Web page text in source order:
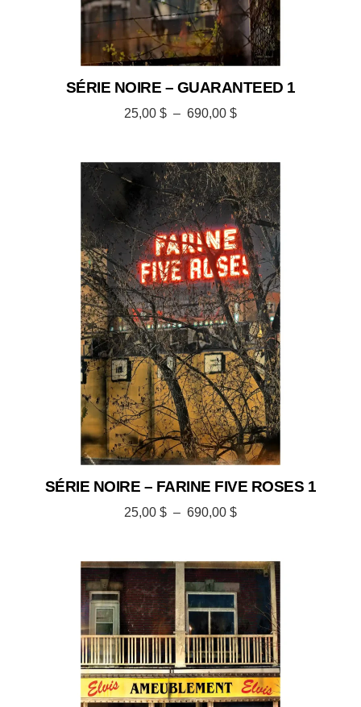
SÉRIE NOIRE – GUARANTEED 1
25,00 $ – 690,00 $
SÉRIE NOIRE – FARINE FIVE ROSES 1
25,00 $ – 690,00 $